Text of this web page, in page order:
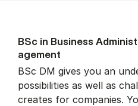
BSc in Busi­ness
age­ment
BSc DM gives you an
possibilities as well as
creates for companies.